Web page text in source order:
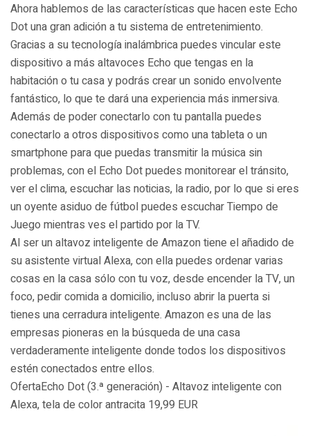
Ahora hablemos de las características que hacen este Echo
Dot una gran adición a tu sistema de entretenimiento.
Gracias a su tecnología inalámbrica puedes vincular este
dispositivo a más altavoces Echo que tengas en la
habitación o tu casa y podrás crear un sonido envolvente
fantástico, lo que te dará una experiencia más inmersiva.
Además de poder conectarlo con tu pantalla puedes
conectarlo a otros dispositivos como una tableta o un
smartphone para que puedas transmitir la música sin
problemas, con el Echo Dot puedes monitorear el tránsito,
ver el clima, escuchar las noticias, la radio, por lo que si eres
un oyente asiduo de fútbol puedes escuchar Tiempo de
Juego mientras ves el partido por la TV.
Al ser un altavoz inteligente de Amazon tiene el añadido de
su asistente virtual Alexa, con ella puedes ordenar varias
cosas en la casa sólo con tu voz, desde encender la TV, un
foco, pedir comida a domicilio, incluso abrir la puerta si
tienes una cerradura inteligente. Amazon es una de las
empresas pioneras en la búsqueda de una casa
verdaderamente inteligente donde todos los dispositivos
estén conectados entre ellos.
OfertaEcho Dot (3.ª generación) - Altavoz inteligente con
Alexa, tela de color antracita 19,99 EUR